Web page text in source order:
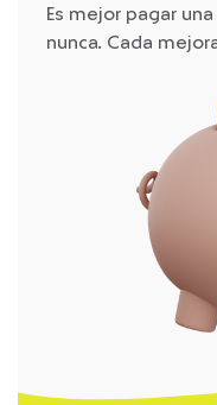
Es mejor pagar
nunca. Cada